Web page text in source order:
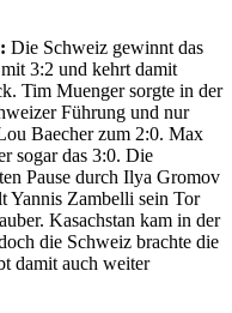
Die Schweiz gewinnt das
3:2 und kehrt damit
Tim Muenger sorgte in der
Führung und nur
Baecher zum 2:0. Max
sogar das 3:0. Die
Pause durch Ilya Gromov
Yannis Zambelli sein Tor
Kasachstan kam in der
die Schweiz brachte die
damit auch weiter